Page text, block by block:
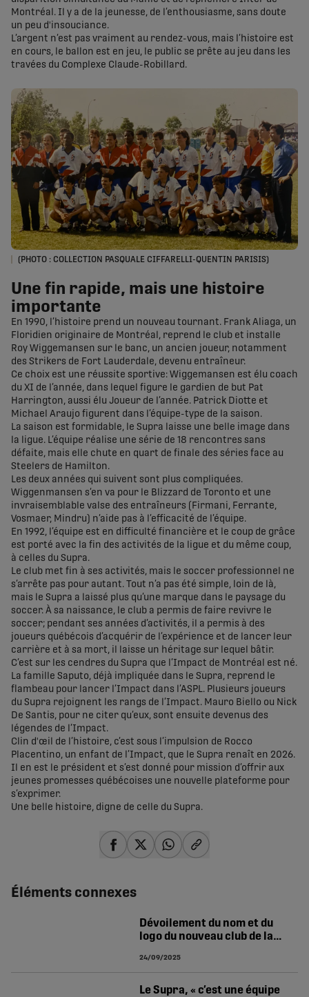
Montréal. Il y a de la jeunesse, de l’enthousiasme, sans doute
un peu d'insouciance.
L’argent n’est pas vraiment au rendez-vous, mais l’histoire est
en cours, le ballon est en jeu, le public se prête au jeu dans les
travées du Complexe Claude-Robillard.
(PHOTO : COLLECTION PASQUALE CIFFARELLI-QUENTIN PARISIS)
Une fin rapide, mais une histoire
importante
En 1990, l’histoire prend un nouveau tournant. Frank Aliaga, un
Floridien originaire de Montréal, reprend le club et installe
Roy Wiggemansen sur le banc, un ancien joueur, notamment
des Strikers de Fort Lauderdale, devenu entraîneur.
Ce choix est une réussite sportive: Wiggemansen est élu coach
du XI de l’année, dans lequel figure le gardien de but Pat
Harrington, aussi élu Joueur de l’année. Patrick Diotte et
Michael Araujo figurent dans l’équipe-type de la saison.
La saison est formidable, le Supra laisse une belle image dans
la ligue. L’équipe réalise une série de 18 rencontres sans
défaite, mais elle chute en quart de finale des séries face au
Steelers de Hamilton.
Les deux années qui suivent sont plus compliquées.
Wiggenmansen s’en va pour le Blizzard de Toronto et une
invraisemblable valse des entraîneurs (Firmani, Ferrante,
Vosmaer, Mindru) n’aide pas à l’efficacité de l’équipe.
En 1992, l’équipe est en difficulté financière et le coup de grâce
est porté avec la fin des activités de la ligue et du même coup,
à celles du Supra.
Le club met fin à ses activités, mais le soccer professionnel ne
s’arrête pas pour autant. Tout n’a pas été simple, loin de là,
mais le Supra a laissé plus qu’une marque dans le paysage du
soccer. À sa naissance, le club a permis de faire revivre le
soccer; pendant ses années d’activités, il a permis à des
joueurs québécois d’acquérir de l’expérience et de lancer leur
carrière et à sa mort, il laisse un héritage sur lequel bâtir.
C’est sur les cendres du Supra que l’Impact de Montréal est né.
La famille Saputo, déjà impliquée dans le Supra, reprend le
flambeau pour lancer l’Impact dans l’ASPL. Plusieurs joueurs
du Supra rejoignent les rangs de l’Impact. Mauro Biello ou Nick
De Santis, pour ne citer qu’eux, sont ensuite devenus des
légendes de l’Impact.
Clin d'œil de l’histoire, c’est sous l’impulsion de Rocco
Placentino, un enfant de l’Impact, que le Supra renaît en 2026.
Il en est le président et s’est donné pour mission d’offrir aux
jeunes promesses québécoises une nouvelle plateforme pour
s’exprimer.
Une belle histoire, digne de celle du Supra.
Éléments connexes
Dévoilement du nom et du
logo du nouveau club de la
24/09/2025
Le Supra, « c’est une équipe